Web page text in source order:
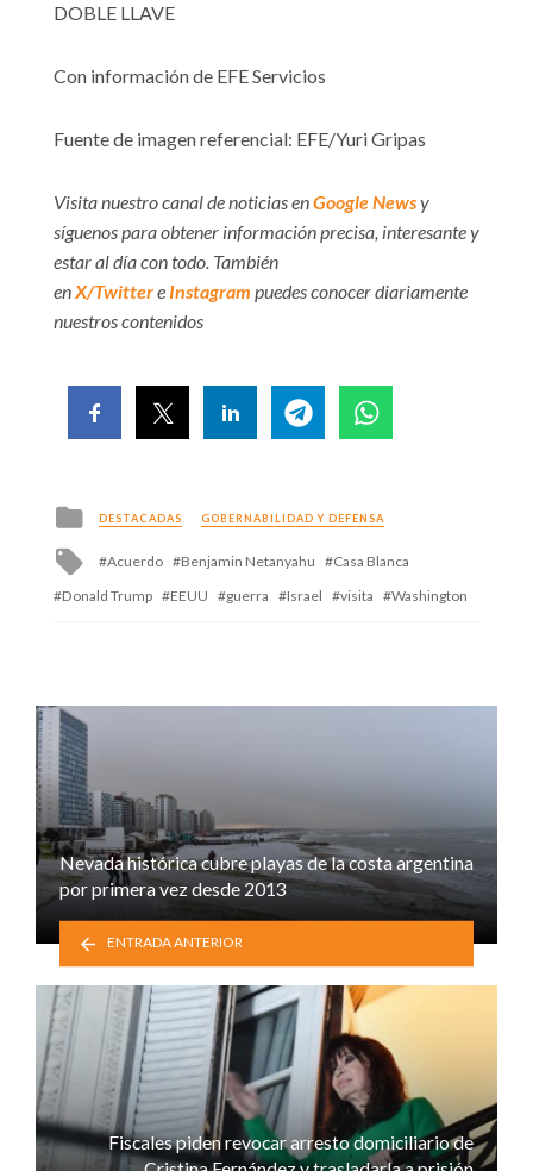
DOBLE LLAVE
Con información de EFE Servicios
Fuente de imagen referencial: EFE/Yuri Gripas
Visita nuestro canal de noticias enGoogle Newsy
síguenos para obtener información precisa, interesante y
estar al día con todo. También
enX/Twittere Instagram puedes conocer diariamente
nuestros contenidos
Posted
in
DESTACADAS GOBERNABILIDAD Y DEFENSA
Tagged
Acuerdo Benjamin Netanyahu
Casa Blanca
Donald Trump
EEUU guerra Israel visita Washington
Nevada histórica cubre playas de la costa argentina
por primera vez desde 2013
ENTRADA ANTERIOR
Fiscales piden revocar arresto domiciliario de